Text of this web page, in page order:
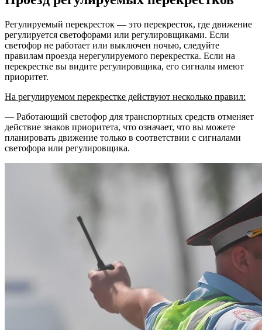
Регулируемый перекресток — это перекресток, где движение
регулируется светофорами или регулировщиками. Если
светофор не работает или выключен ночью, следуйте
правилам проезда нерегулируемого перекрестка. Если на
перекрестке вы видите регулировщика, его сигналы имеют
приоритет.
На регулируемом перекрестке действуют несколько правил:
— Работающий светофор для транспортных средств отменяет
действие знаков приоритета, что означает, что вы можете
планировать движение только в соответствии с сигналами
светофора или регулировщика.